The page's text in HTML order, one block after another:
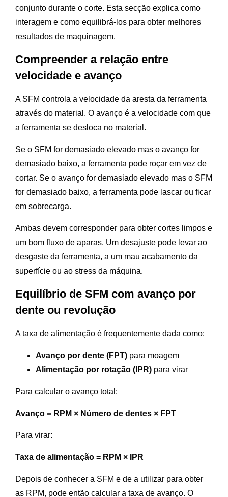
conjunto durante o corte. Esta secção explica como
interagem e como equilibrá-los para obter melhores
resultados de maquinagem.
Compreender a relação entre
velocidade e avanço
A SFM controla a velocidade da aresta da ferramenta
através do material. O avanço é a velocidade com que
a ferramenta se desloca no material.
Se o SFM for demasiado elevado mas o avanço for
demasiado baixo, a ferramenta pode roçar em vez de
cortar. Se o avanço for demasiado elevado mas o SFM
for demasiado baixo, a ferramenta pode lascar ou ficar
em sobrecarga.
Ambas devem corresponder para obter cortes limpos e
um bom fluxo de aparas. Um desajuste pode levar ao
desgaste da ferramenta, a um mau acabamento da
superfície ou ao stress da máquina.
Equilíbrio de SFM com avanço por
dente ou revolução
A taxa de alimentação é frequentemente dada como:
Avanço por dente (FPT) para moagem
Alimentação por rotação (IPR) para virar
Para calcular o avanço total:
Avanço = RPM × Número de dentes × FPT
Para virar:
Taxa de alimentação = RPM × IPR
Depois de conhecer a SFM e de a utilizar para obter
as RPM, pode então calcular a taxa de avanço. O